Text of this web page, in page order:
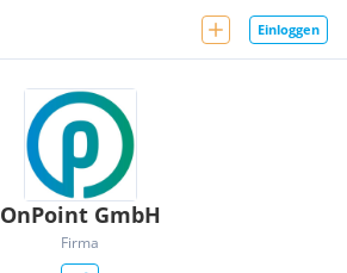
Einloggen
OnPoint GmbH
Firma